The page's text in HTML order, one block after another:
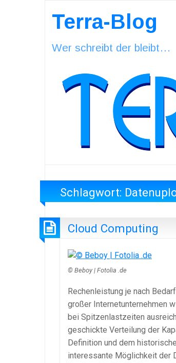
Terra-Blog
Wer schreibt der bleibt…
Schlagwort:
Cloud Computing
© Beboy | Fotolia .de
Rechenleistung je nach
großer Internetunternehmen
bei Spitzenlastzeiten
geschickte Verteilung der
Definition und dem
interessante Möglichkeit der